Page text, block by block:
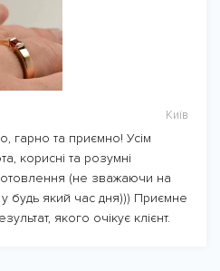
Київ
гарно та приємно! Усім
корисні та розумні
(не зважаючи на
у будь який час дня))) Приємне
якого очікує клієнт.